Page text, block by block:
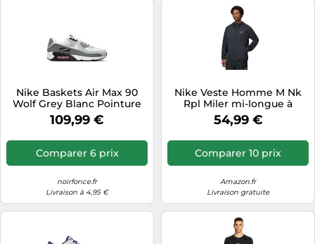
Nike Baskets Air Max 90
Wolf Grey Blanc Pointure
45
109,99 €
Comparer 6 prix
noirfonce.fr
Livraison à 4,95 €
Nike Veste Homme M Nk
Rpl Miler mi-longue à
capuche – Noir/Noir/Argent
réfléchissant – Taille S
54,99 €
Comparer 10 prix
Amazon.fr
Livraison gratuite